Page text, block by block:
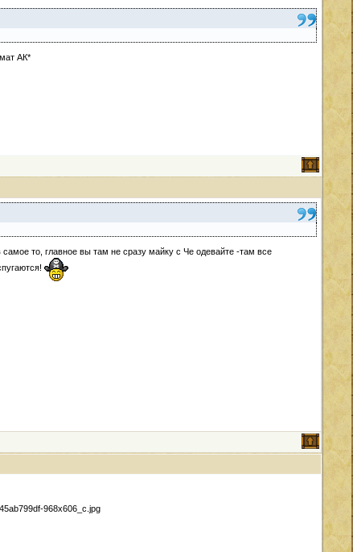
АК*
то, главное вы там не сразу майку с Че одевайте -там все
968x606_c.jpg